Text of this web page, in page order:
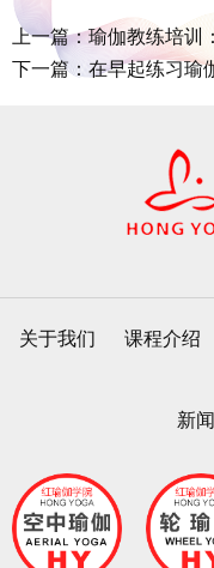
上一篇：瑜伽教练培训
下一篇：在早起练习瑜
关于我们 课程介绍
新